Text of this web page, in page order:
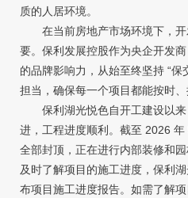
质的人居环境。
在当前房地产市场环境下，开
要。保利发展控股作为央企开发
的品牌影响力，从始至终坚持 “
担当，确保每一个项目都能按时、
保利湖光悦色自开工建设以来
进，工程进度顺利。截至 2026
全部封顶，正在进行内部装修和
及时了解项目的施工进度，保利
布项目施工进度报告。如需了解